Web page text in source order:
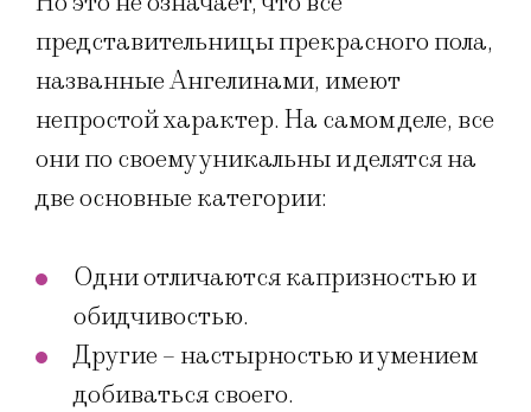
представительницы прекрасного пола,
названные Ангелинами, имеют
непростой характер. На самом деле, все
они по своему уникальны и делятся на
две основные категории:
Одни отличаются капризностью и
обидчивостью.
Другие – настырностью и умением
добиваться своего.